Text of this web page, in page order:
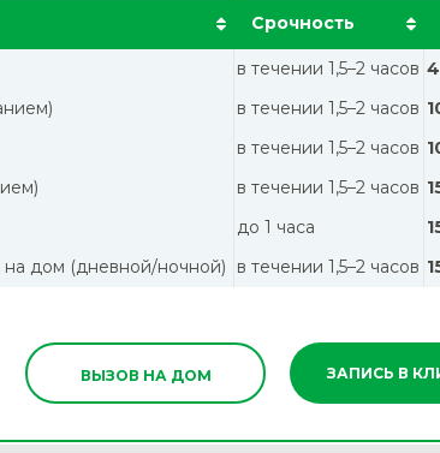
Срочность
в течении 1,5–2 часов
в течении 1,5–2 часов
в течении 1,5–2 часов
в течении 1,5–2 часов
до 1 часа
на дом (дневной/ночной)
в течении 1,5–2 часов
ВЫЗОВ НА ДОМ ЗАПИСЬ В